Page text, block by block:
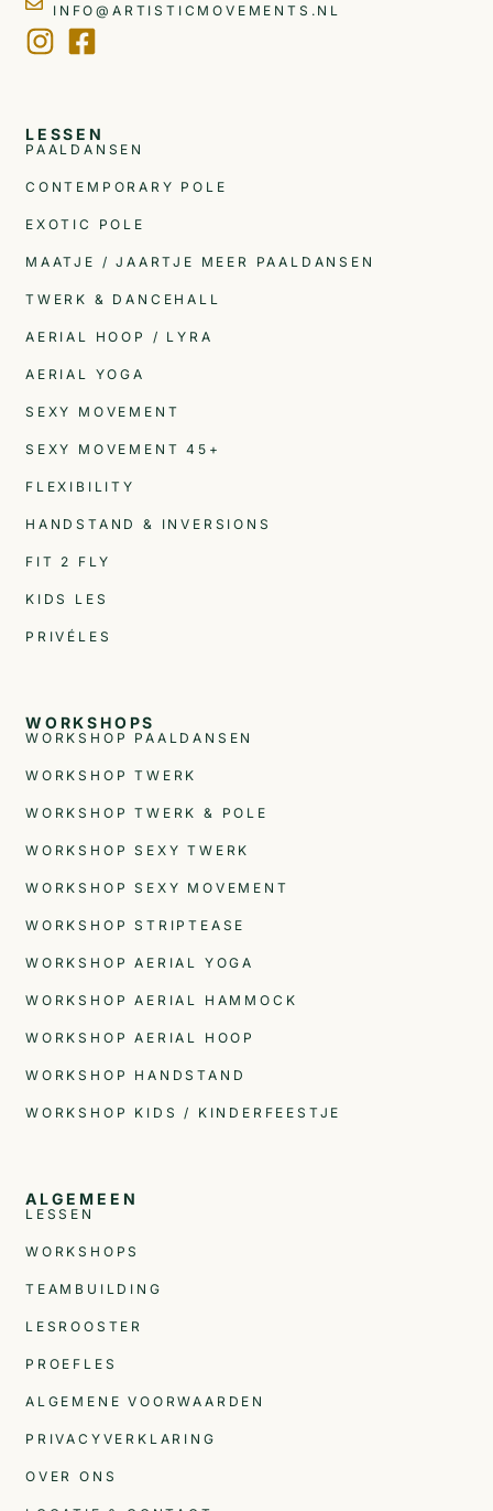
INFO@ARTISTICMOVEMENTS.NL
LESSEN
PAALDANSEN
CONTEMPORARY POLE
EXOTIC POLE
MAATJE / JAARTJE MEER PAALDANSEN
TWERK & DANCEHALL
AERIAL HOOP / LYRA
AERIAL YOGA
SEXY MOVEMENT
SEXY MOVEMENT 45+
FLEXIBILITY
HANDSTAND & INVERSIONS
FIT 2 FLY
KIDS LES
PRIVÉLES
WORKSHOPS
WORKSHOP PAALDANSEN
WORKSHOP TWERK
WORKSHOP TWERK & POLE
WORKSHOP SEXY TWERK
WORKSHOP SEXY MOVEMENT
WORKSHOP STRIPTEASE
WORKSHOP AERIAL YOGA
WORKSHOP AERIAL HAMMOCK
WORKSHOP AERIAL HOOP
WORKSHOP HANDSTAND
WORKSHOP KIDS / KINDERFEESTJE
ALGEMEEN
LESSEN
WORKSHOPS
TEAMBUILDING
LESROOSTER
PROEFLES
ALGEMENE VOORWAARDEN
PRIVACYVERKLARING
OVER ONS